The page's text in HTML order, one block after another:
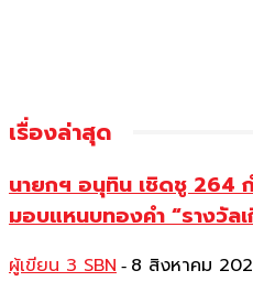
เรื่องล่าสุด
นายกฯ อนุทิน เชิดชู 264
มอบแหนบทองคำ “รางวัล
ผู้เขียน 3 SBN - 8 สิงหาคม